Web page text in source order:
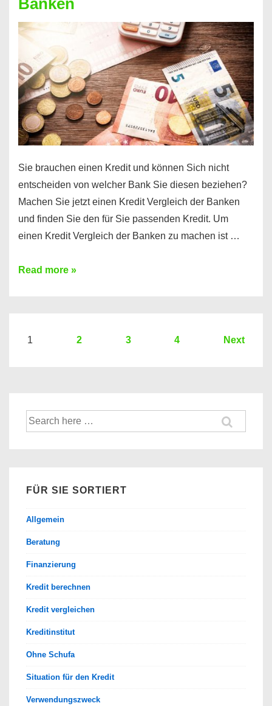
Hier
einen
10000
Euro
Kredit
finden
Sie brauchen einen Kredit und können Sich nicht
entscheiden von welcher Bank Sie diesen beziehen?
Machen Sie jetzt einen Kredit Vergleich der Banken
und finden Sie den für Sie passenden Kredit. Um
einen Kredit Vergleich der Banken zu machen ist …
Sie
Hier
Banken
Read more »
Seitennummerierung
1 2 3 4 Next
Suche
nach:
FÜR SIE SORTIERT
Allgemein
Beratung
Finanzierung
Kredit berechnen
Kredit vergleichen
Kreditinstitut
Ohne Schufa
Situation für den Kredit
Verwendungszweck